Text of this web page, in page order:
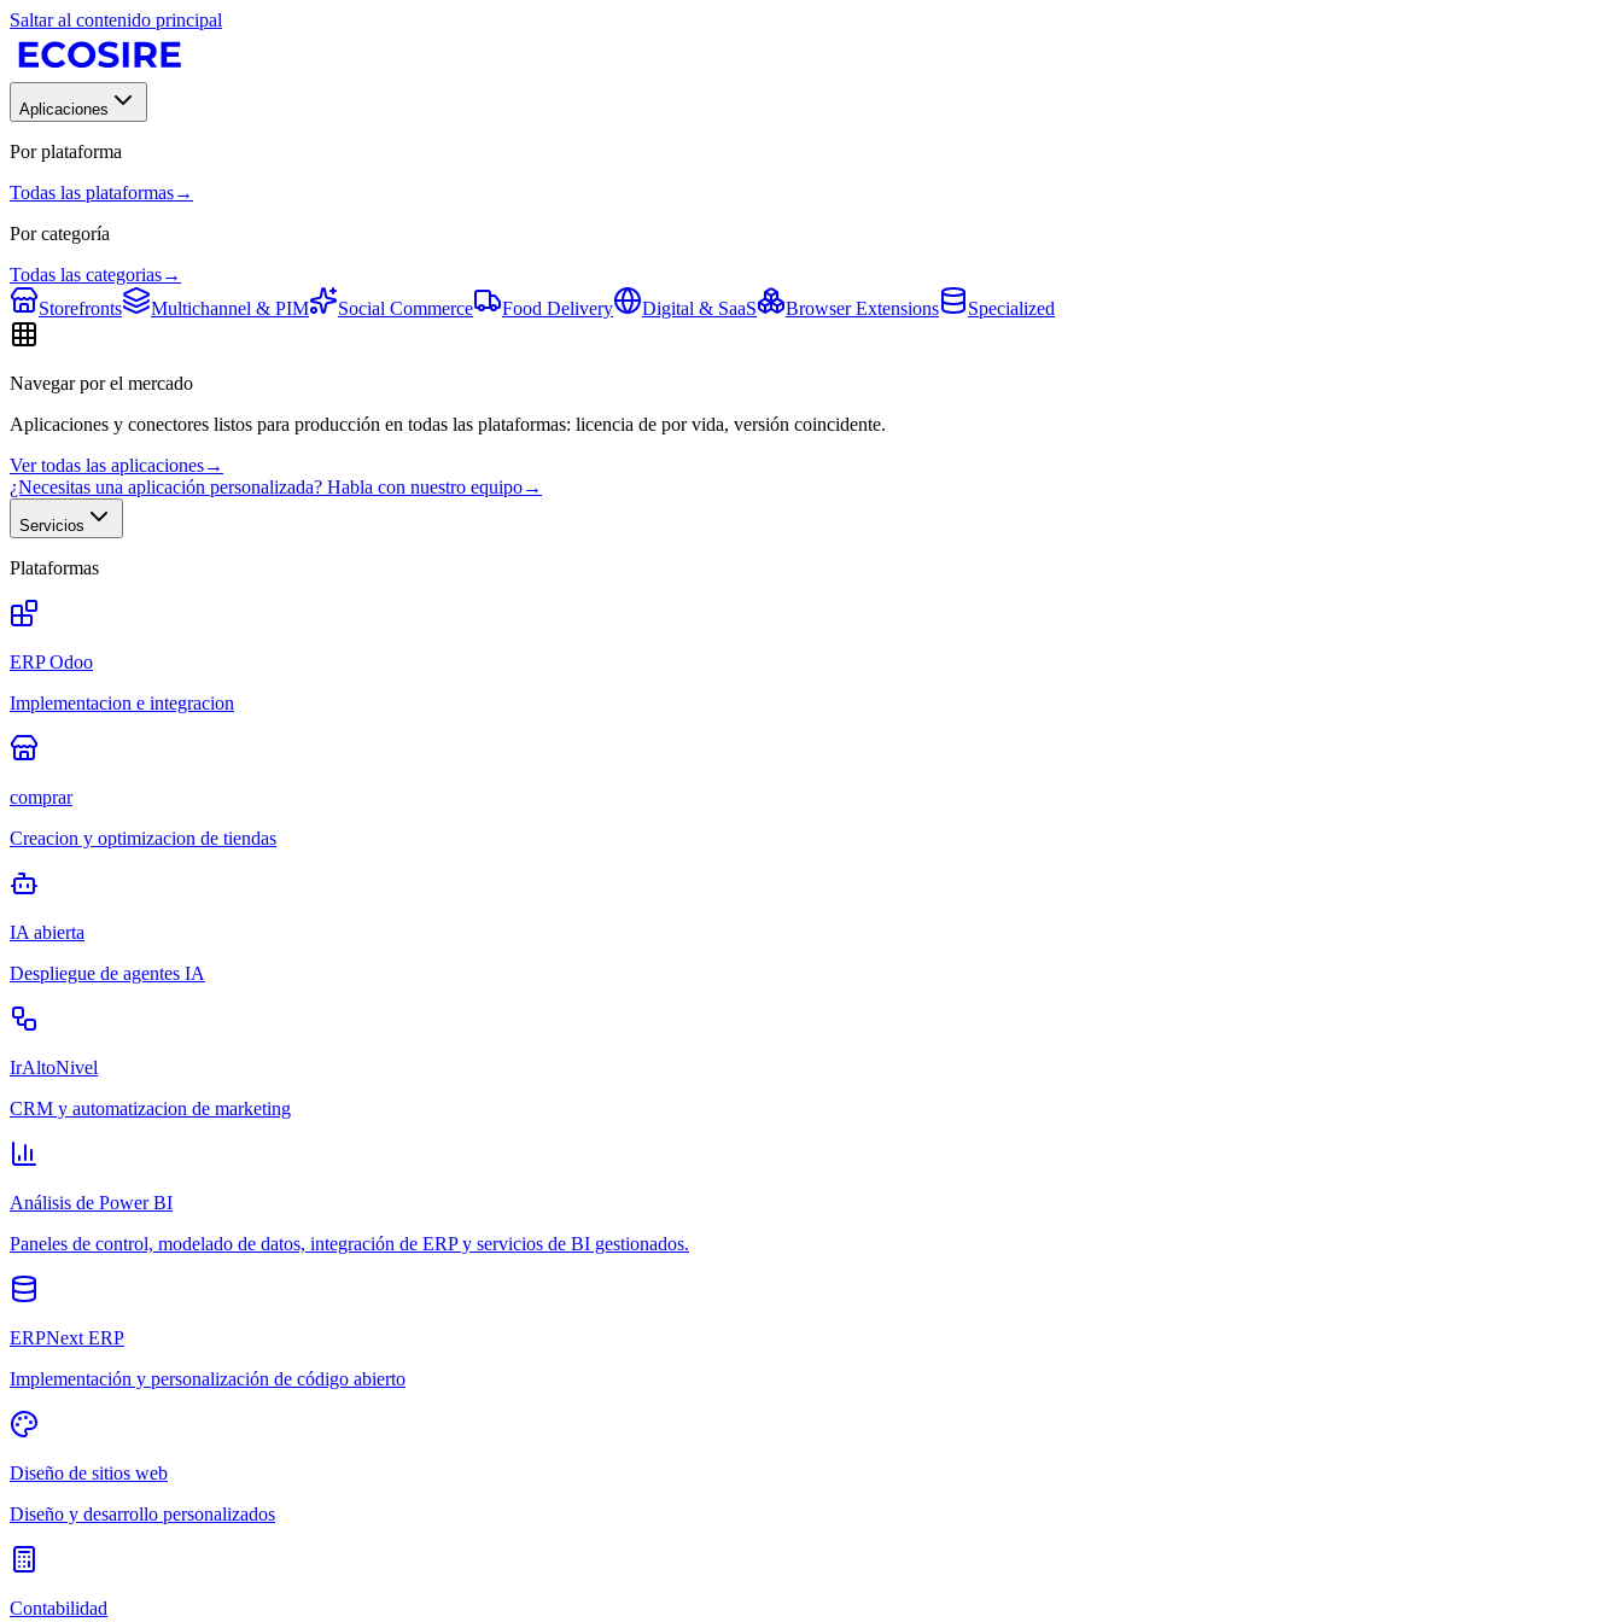
Saltar al contenido principal
Aplicaciones
Por plataforma
Todas las plataformas→
Por categoría
Todas las categorias→
Storefronts
Multichannel & PIM Social Commerce Food Delivery Digital & SaaS Browser Extensions Specialized
Navegar por el mercado
Aplicaciones y conectores listos para producción en todas las plataformas: licencia de por vida, versión coincidente.
Ver todas las aplicaciones→
¿Necesitas una aplicación personalizada? Habla con nuestro equipo→
Servicios
Plataformas
ERP Odoo
Implementacion e integracion
comprar
Creacion y optimizacion de tiendas
IA abierta
Despliegue de agentes IA
IrAltoNivel
CRM y automatizacion de marketing
Análisis de Power BI
Paneles de control, modelado de datos, integración de ERP y servicios de BI gestionados.
ERPNext ERP
Implementación y personalización de código abierto
Diseño de sitios web
Diseño y desarrollo personalizados
Contabilidad